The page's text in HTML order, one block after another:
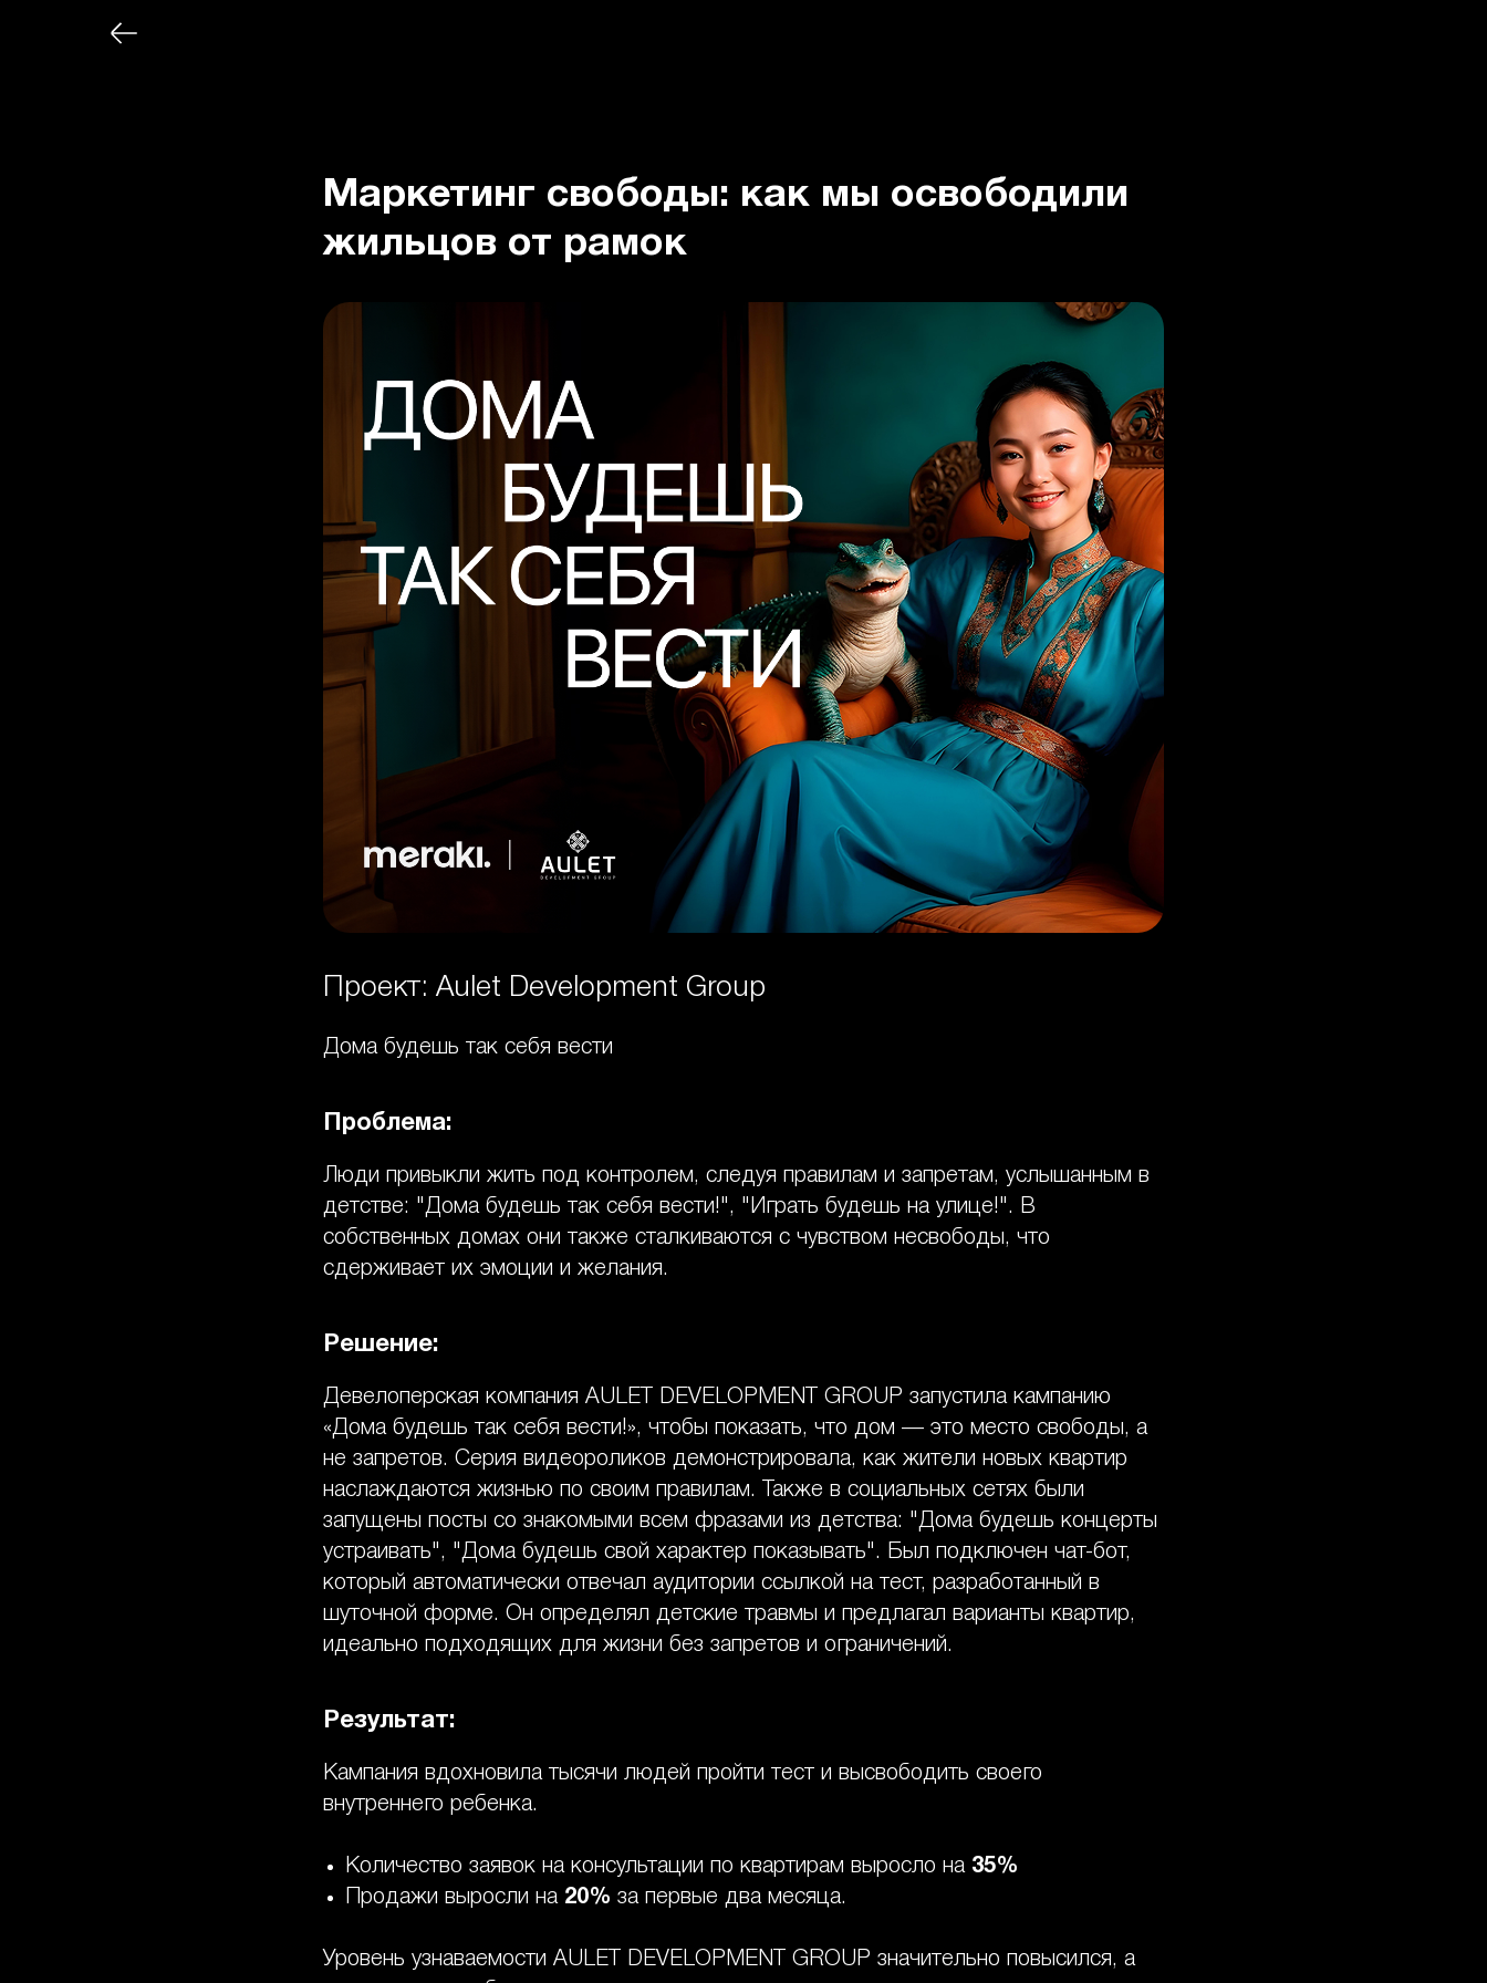
Маркетинг свободы: как мы освободили
жильцов от рамок
Проект: Aulet Development Group
Дома будешь так себя вести
Проблема:
Люди привыкли жить под контролем, следуя правилам и запретам, услышанным в
детстве: "Дома будешь так себя вести!", "Играть будешь на улице!". В
собственных домах они также сталкиваются с чувством несвободы, что
сдерживает их эмоции и желания.
Решение:
Девелоперская компания AULET DEVELOPMENT GROUP запустила кампанию
«Дома будешь так себя вести!», чтобы показать, что дом — это место свободы, а
не запретов. Серия видеороликов демонстрировала, как жители новых квартир
наслаждаются жизнью по своим правилам. Также в социальных сетях были
запущены посты со знакомыми всем фразами из детства: "Дома будешь концерты
устраивать", "Дома будешь свой характер показывать". Был подключен чат-бот,
который автоматически отвечал аудитории ссылкой на тест, разработанный в
шуточной форме. Он определял детские травмы и предлагал варианты квартир,
идеально подходящих для жизни без запретов и ограничений.
Результат:
Кампания вдохновила тысячи людей пройти тест и высвободить своего
внутреннего ребенка.
Количество заявок на консультации по квартирам выросло на 35%
Продажи выросли на 20% за первые два месяца.
Уровень узнаваемости AULET DEVELOPMENT GROUP значительно повысился, а